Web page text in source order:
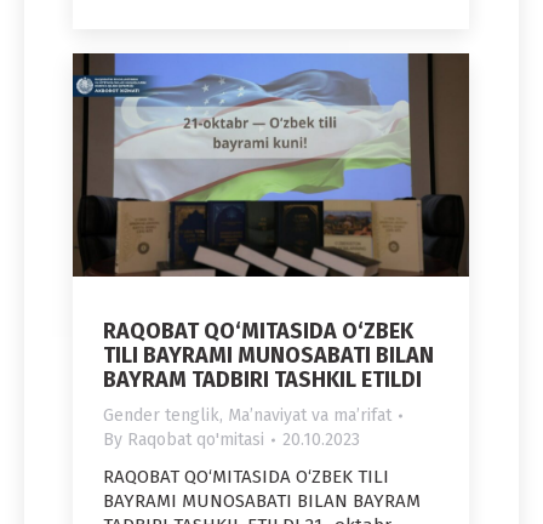
RAQOBAT QO‘MITASIDA O‘ZBEK
TILI BAYRAMI MUNOSABATI BILAN
BAYRAM TADBIRI TASHKIL ETILDI
Gender tenglik, Maʼnaviyat va maʼrifat
By Raqobat qo'mitasi 20.10.2023
RAQOBAT QO‘MITASIDA O‘ZBEK TILI
BAYRAMI MUNOSABATI BILAN BAYRAM